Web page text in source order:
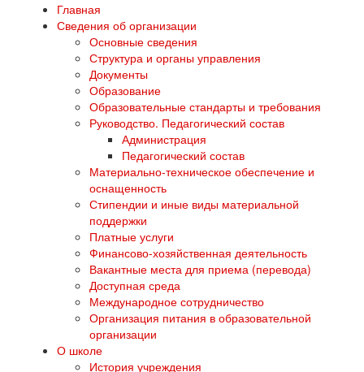
Главная
Сведения об организации
Основные сведения
Структура и органы управления
Документы
Образование
Образовательные стандарты и требования
Руководство. Педагогический состав
Администрация
Педагогический состав
Материально-техническое обеспечение и
оснащенность
Стипендии и иные виды материальной
поддержки
Платные услуги
Финансово-хозяйственная деятельность
Вакантные места для приема (перевода)
Доступная среда
Международное сотрудничество
Организация питания в образовательной
организации
О школе
История учреждения